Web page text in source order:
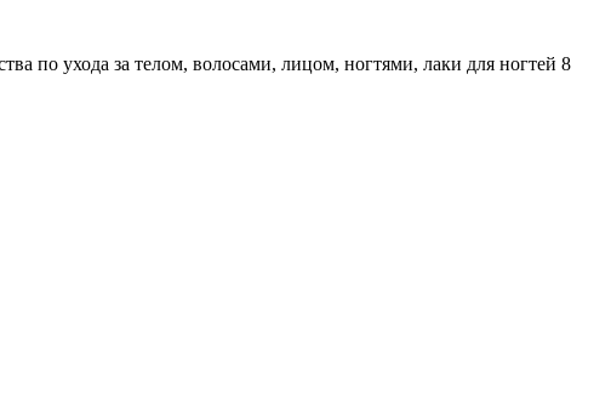
по ухода за телом, волосами, лицом, ногтями, лаки для ногтей 8